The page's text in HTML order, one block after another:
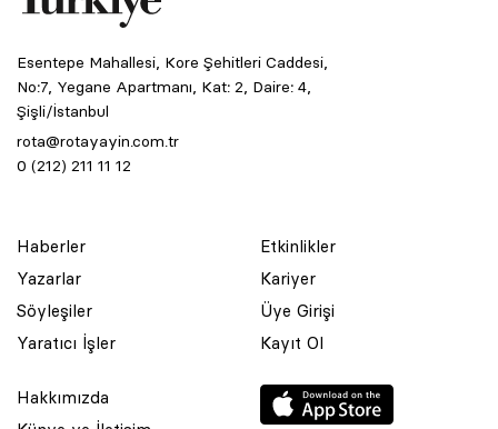
Esentepe Mahallesi, Kore Şehitleri Caddesi,
No:7, Yegane Apartmanı, Kat: 2, Daire: 4,
Şişli/İstanbul
rota@rotayayin.com.tr
0 (212) 211 11 12
Haberler
Yazarlar
Söyleşiler
Yaratıcı İşler
Etkinlikler
Kariyer
Üye Girişi
Kayıt Ol
Hakkımızda